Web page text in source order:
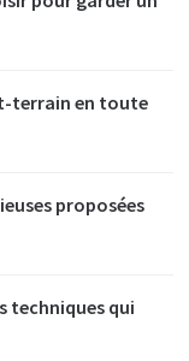
terrain en toute
proposées
techniques qui